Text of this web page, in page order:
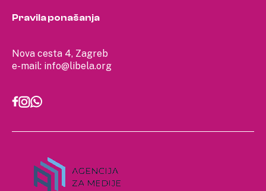
Nova cesta 4, Zagreb
e-mail: info@libela.org
Pravila ponašanja